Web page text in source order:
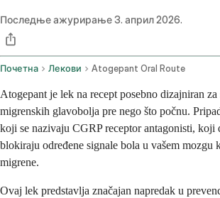
Последње ажурирање3. април 2026.
Почетна Лекови Atogepant Oral Route
Atogepant je lek na recept posebno dizajniran za
migrenskih glavobolja pre nego što počnu.
koji se nazivaju CGRP receptor antagonisti, koji
blokiraju određene signale bola u vašem mozgu
migrene.
Ovaj lek predstavlja značajan napredak u